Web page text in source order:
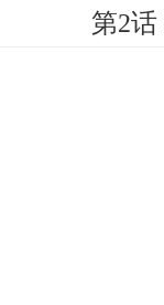
第2